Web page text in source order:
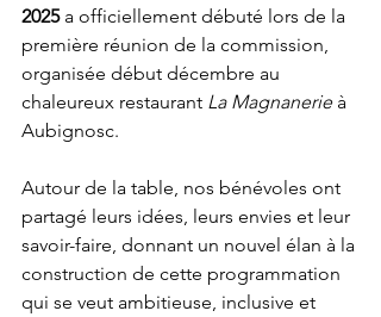
2025 a officiellement débuté lors de la
première réunion de la commission,
organisée début décembre au
chaleureux restaurant La Magnanerie à
Aubignosc.
Autour de la table, nos bénévoles ont
partagé leurs idées, leurs envies et leur
savoir-faire, donnant un nouvel élan à la
construction de cette programmation
qui se veut ambitieuse, inclusive et